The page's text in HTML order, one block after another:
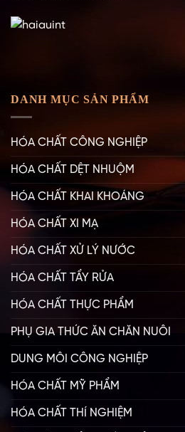
DANH MỤC SẢN PHẨM
HÓA CHẤT CÔNG NGHIỆP
HÓA CHẤT DỆT NHUỘM
HÓA CHẤT KHAI KHOÁNG
HÓA CHẤT XI MẠ
HÓA CHẤT XỬ LÝ NƯỚC
HÓA CHẤT TẨY RỬA
HÓA CHẤT THỰC PHẨM
PHỤ GIA THỨC ĂN CHĂN NUÔI
DUNG MÔI CÔNG NGHIỆP
HÓA CHẤT MỸ PHẨM
HÓA CHẤT THÍ NGHIỆM